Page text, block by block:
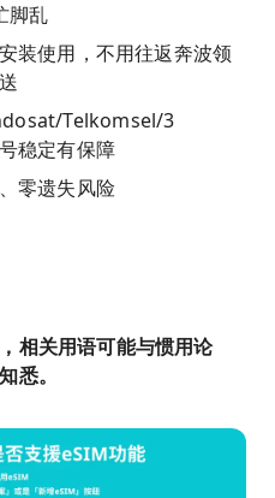
脚乱
装使用，不用往返奔波领
Telkomsel/3
稳定有保障
零遗失风险
相关用语可能与惯用论
悉。